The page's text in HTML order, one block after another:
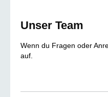
Unser Team
Wenn du Fragen oder
auf.